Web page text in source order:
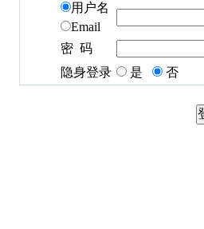
用户名
Email
密 码
隐身登录
是 否